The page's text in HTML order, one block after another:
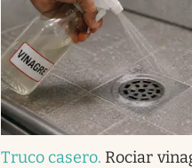
Truco casero. Rociar